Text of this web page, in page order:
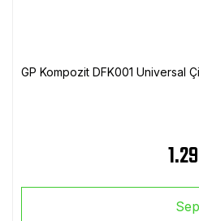
GP Kompozit DFK001 Universal